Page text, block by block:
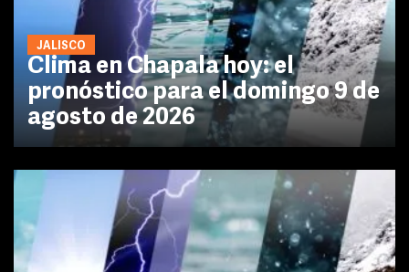
JALISCO
Clima en Chapala hoy: el
pronóstico para el domingo 9 de
agosto de 2026